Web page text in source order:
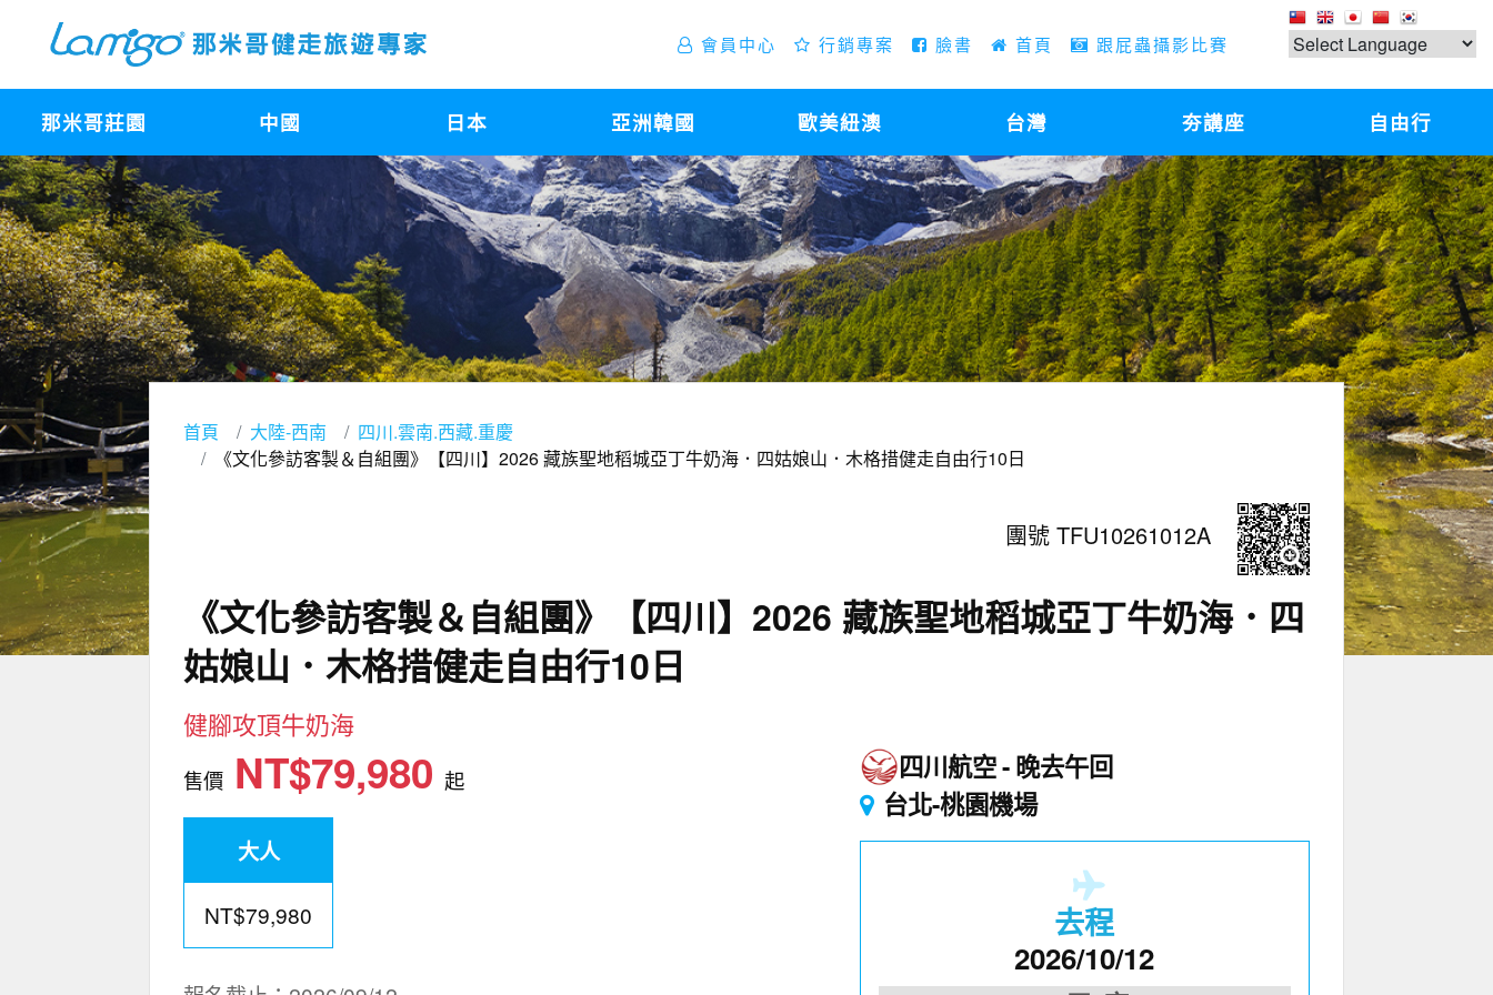
會員中心 行銷專案 臉書 首頁 跟屁蟲攝影比賽
那米哥莊園 中國 日本 亞洲韓國 歐美紐澳 台灣 夯講座 自由行
首頁 大陸-西南
四川.雲南.西藏.重慶
《文化參訪客製＆自組團》【四川】2026 藏族聖地稻城亞丁牛奶海．四姑娘山．木格措健走自由行10日
團號 TFU10261012A
《文化參訪客製＆自組團》【四川】2026 藏族聖地稻城亞丁牛奶海．四
姑娘山．木格措健走自由行10日
健腳攻頂牛奶海
售價 NT$79,980起
大人
NT$79,980
四川航空 晚去午回
台北-桃園機場
去程
2026/10/12